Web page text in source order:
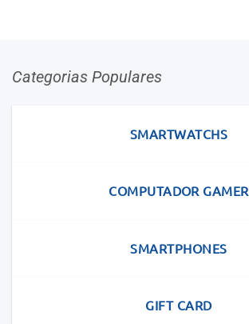
Categorias Populares
SMARTWATCHS
COMPUTADOR GAMER
SMARTPHONES
GIFT CARD